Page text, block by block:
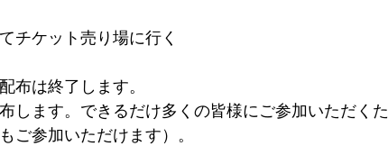
チケット売り場に行く
布は終了します。
します。できるだけ多くの皆様にご参加いただくた
ご参加いただけます）。